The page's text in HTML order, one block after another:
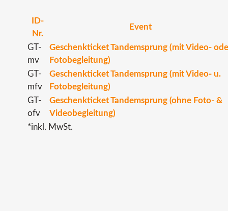
ID-
Nr.
Event
GT-
mv
Geschenkticket Tandemsprung (mit Video-
Fotobegleitung)
GT-
mfv
Geschenkticket Tandemsprung (mit Video- u.
Fotobegleitung)
GT-
ofv
Geschenkticket Tandemsprung (ohne Foto- &
Videobegleitung)
*inkl. MwSt.